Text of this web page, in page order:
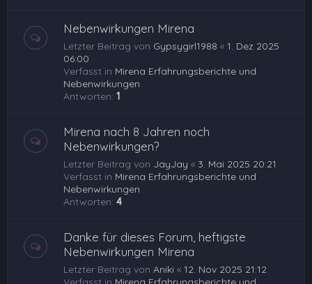
Nebenwirkungen Mirena
Letzter Beitrag von Gypsygirl1988 « 1. Dez 2025
06:00
Verfasst in Mirena Erfahrungsberichte und
Nebenwirkungen
Antworten: 1
Mirena nach 8 Jahren noch
Nebenwirkungen?
Letzter Beitrag von JayJay « 3. Mai 2025 20:21
Verfasst in Mirena Erfahrungsberichte und
Nebenwirkungen
Antworten: 4
Danke für dieses Forum, heftigste
Nebenwirkungen Mirena
Letzter Beitrag von Aniki « 12. Nov 2025 21:12